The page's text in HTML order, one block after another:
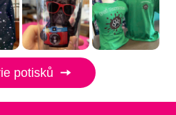
potisků